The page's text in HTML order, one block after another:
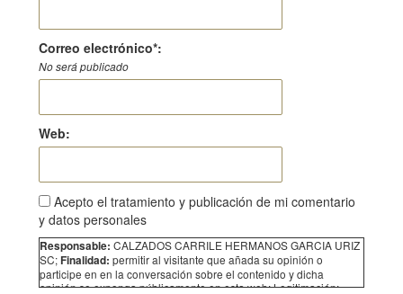
Correo electrónico*:
No será publicado
Web:
Acepto el tratamiento y publicación de mi comentario
y datos personales
Responsable: CALZADOS CARRILE HERMANOS GARCIA URIZ
SC;Finalidad: permitir al visitante que añada su opinión o
participe en en la conversación sobre el contenido y dicha
opinión se exponga públicamente en esta web; Legitimación: